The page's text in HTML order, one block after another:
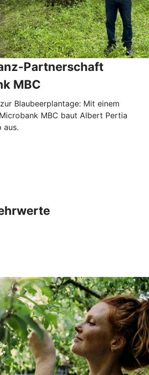
Partnerschaft
MBC
Blaubeerplantage: Mit einem
MBC baut Albert Pertia
aus.